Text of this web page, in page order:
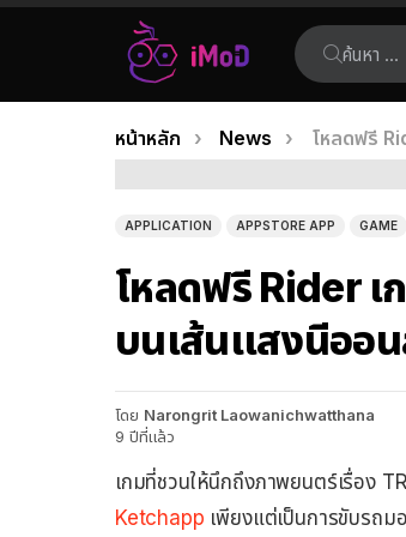
ค้นหา:
เรื่อง
ล่าสุด
คุณอยู่ที่นี่:
หน้าหลัก News โหลดฟรี
APPLICATION APPSTORE APP GAME
โหลดฟรี Rider เ
บนเส้นแสงนีออ
โดย Narongrit Laowanichwatthana
9 ปีที่แล้ว
เกมที่ชวนให้นึกถึงภาพยนตร์เรื่อง
Ketchapp เพียงแต่เป็นการขับรถ